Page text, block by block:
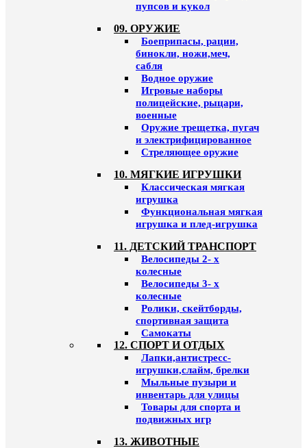
пупсов и кукол
09. ОРУЖИЕ
Боеприпасы, рации,
бинокли, ножи,меч,
сабля
Водное оружие
Игровые наборы
полицейские, рыцари,
военные
Оружие трещетка, пугач
и электрифицированное
Стреляющее оружие
10. МЯГКИЕ ИГРУШКИ
Классическая мягкая
игрушка
Функциональная мягкая
игрушка и плед-игрушка
11. ДЕТСКИЙ ТРАНСПОРТ
Велосипеды 2- х
колесные
Велосипеды 3- х
колесные
Ролики, скейтборды,
спортивная защита
Самокаты
12. СПОРТ И ОТДЫХ
Лапки,антистресс-
игрушки,слайм, брелки
Мыльные пузыри и
инвентарь для улицы
Товары для спорта и
подвижных игр
13. ЖИВОТНЫЕ